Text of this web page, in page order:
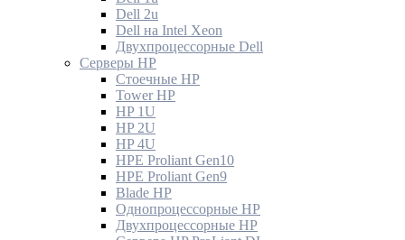
Dell 2u
Dell на Intel Xeon
Двухпроцессорные Dell
Серверы HP
Стоечные HP
Tower HP
HP 1U
HP 2U
HP 4U
HPE Proliant Gen10
HPE Proliant Gen9
Blade HP
Однопроцессорные HP
Двухпроцессорные HP